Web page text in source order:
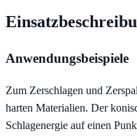
Anwendungsbeispiele
Zum Zerschlagen und
harten Materialien. Der
Schlagenergie auf einen